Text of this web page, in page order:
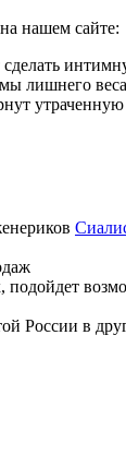
нашем сайте:
лишнего веса
России в